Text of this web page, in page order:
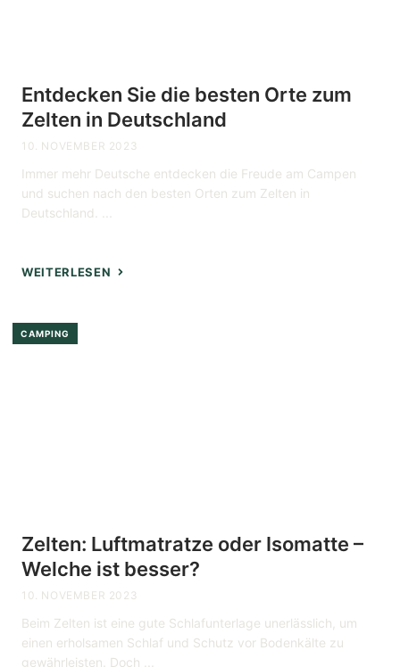
Entdecken Sie die besten Orte zum
Zelten in Deutschland
10. NOVEMBER 2023
Immer mehr Deutsche entdecken die Freude am Campen
und suchen nach den besten Orten zum Zelten in
Deutschland. ...
WEITERLESEN
CAMPING
Zelten: Luftmatratze oder Isomatte –
Welche ist besser?
10. NOVEMBER 2023
Beim Zelten ist eine gute Schlafunterlage unerlässlich, um
einen erholsamen Schlaf und Schutz vor Bodenkälte zu
gewährleisten. Doch ...